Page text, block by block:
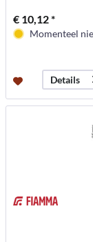
€ 10,12 *
Momenteel
Details